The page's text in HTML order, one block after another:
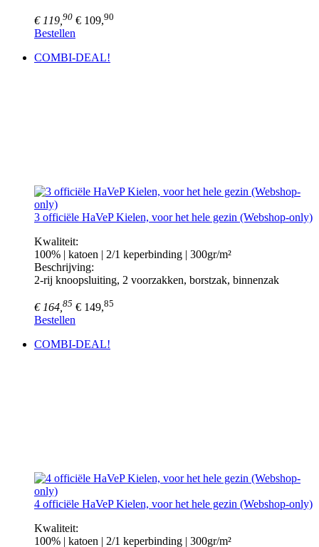
€ 119, 90 € 109,90
Bestellen
COMBI-DEAL!
3 officiële HaVeP Kielen, voor het hele gezin (Webshop-only)
Kwaliteit:
100% | katoen | 2/1 keperbinding | 300gr/m²
Beschrijving:
2-rij knoopsluiting, 2 voorzakken, borstzak, binnenzak
€ 164,85 € 149,85
Bestellen
COMBI-DEAL!
4 officiële HaVeP Kielen, voor het hele gezin (Webshop-only)
Kwaliteit:
100% | katoen | 2/1 keperbinding | 300gr/m²